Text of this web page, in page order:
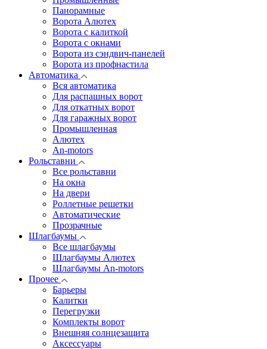
Панорамные
Ворота Алютех
Ворота с калиткой
Ворота c окнами
Ворота из сэндвич-панелей
Ворота из профнастила
Автоматика
Вся автоматика
Для распашных ворот
Для откатных ворот
Для гаражных ворот
Промышленная
Алютех
An-motors
Рольставни
Все рольставни
На окна
На двери
Роллетные решетки
Автоматические
Прозрачные
Шлагбаумы
Все шлагбаумы
Шлагбаумы Алютех
Шлагбаумы An-motors
Прочее
Барьеры
Калитки
Перегрузки
Комплекты ворот
Внешняя солнцезащита
Аксессуары